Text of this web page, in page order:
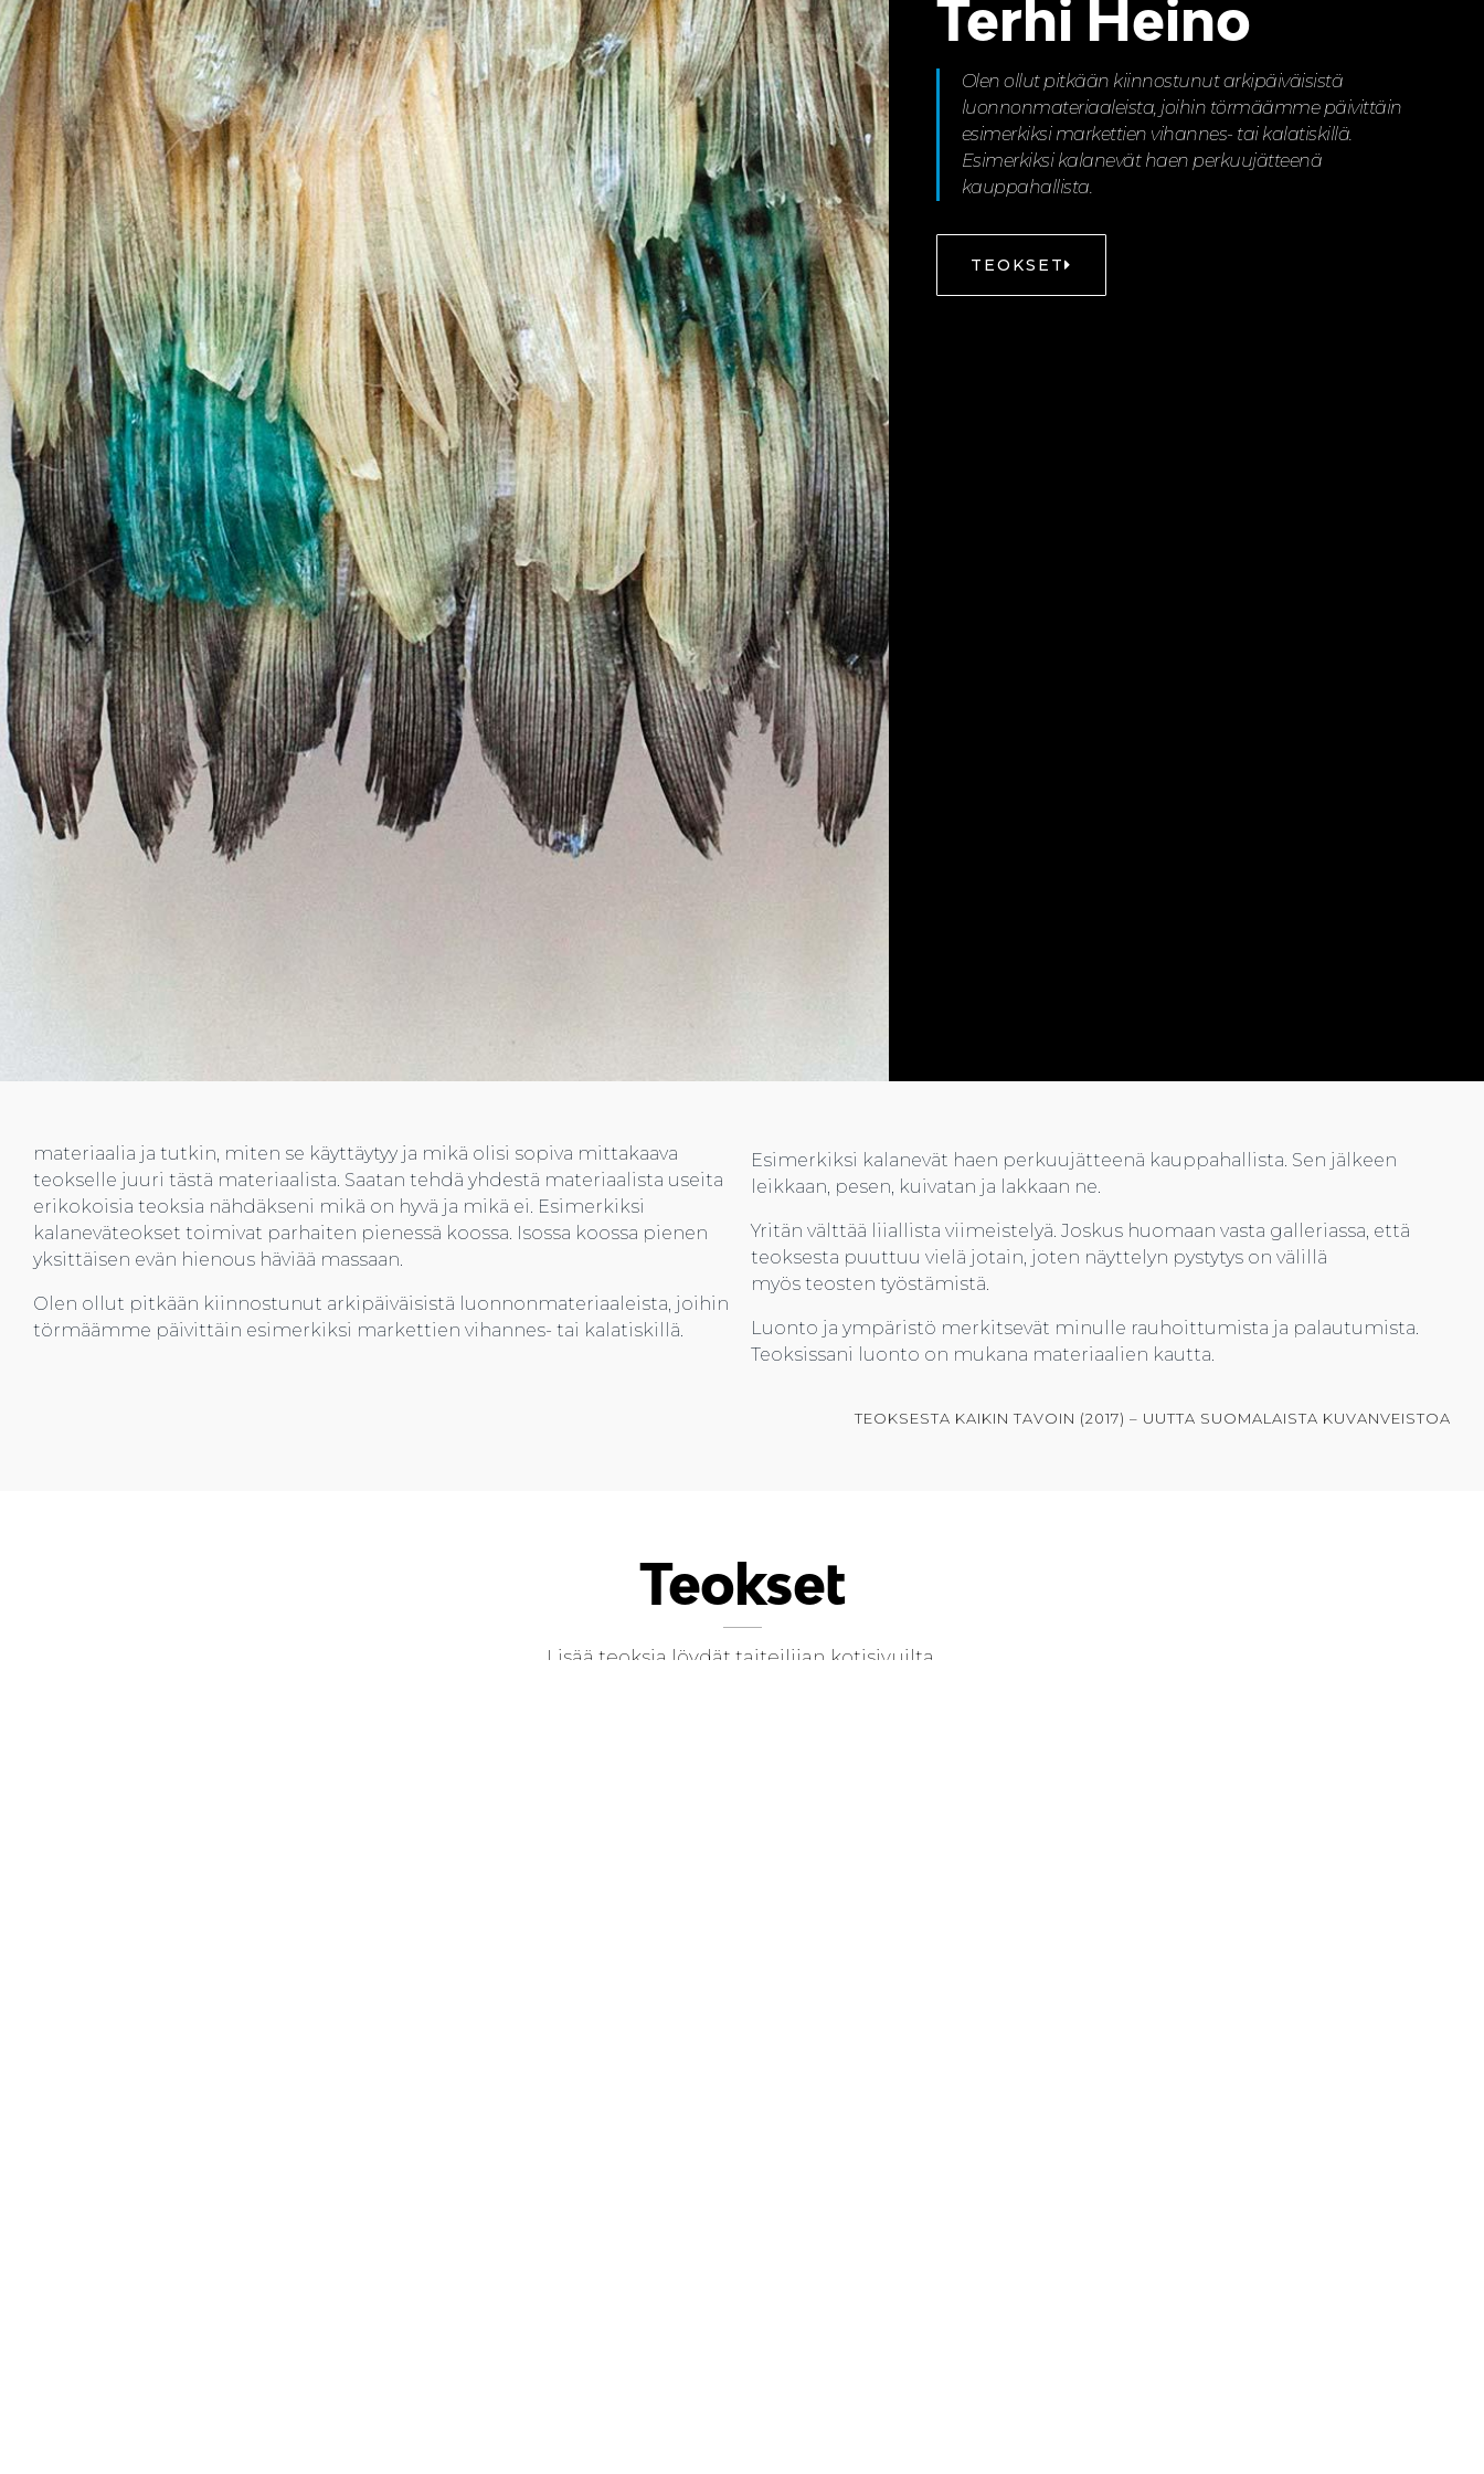
Terhi Heino
Olen ollut pitkään kiinnostunut arkipäiväisistä
luonnonmateriaaleista, joihin törmäämme päivittäin
esimerkiksi markettien vihannes- tai kalatiskillä.
Esimerkiksi kalanevät haen perkuujätteenä
kauppahallista.
TEOKSET
materiaalia ja tutkin, miten se käyttäytyy ja mikä olisi sopiva mittakaava
teokselle juuri tästä materiaalista. Saatan tehdä yhdestä materiaalista useita
erikokoisia teoksia nähdäkseni mikä on hyvä ja mikä ei. Esimerkiksi
kalaneväteokset toimivat parhaiten pienessä koossa. Isossa koossa pienen
yksittäisen evän hienous häviää massaan.
Olen ollut pitkään kiinnostunut arkipäiväisistä luonnonmateriaaleista, joihin
törmäämme päivittäin esimerkiksi markettien vihannes- tai kalatiskillä.
Esimerkiksi kalanevät haen perkuujätteenä kauppahallista. Sen jälkeen
leikkaan, pesen, kuivatan ja lakkaan ne.
Yritän välttää liiallista viimeistelyä. Joskus huomaan vasta galleriassa, että
teoksesta puuttuu vielä jotain, joten näyttelyn pystytys on välillä
myös teosten työstämistä.
Luonto ja ympäristö merkitsevät minulle rauhoittumista ja palautumista.
Teoksissani luonto on mukana materiaalien kautta.
TEOKSESTA KAIKIN TAVOIN (2017) – UUTTA SUOMALAISTA KUVANVEISTOA
Teokset
Lisää teoksia löydät taiteilijan kotisivuilta.